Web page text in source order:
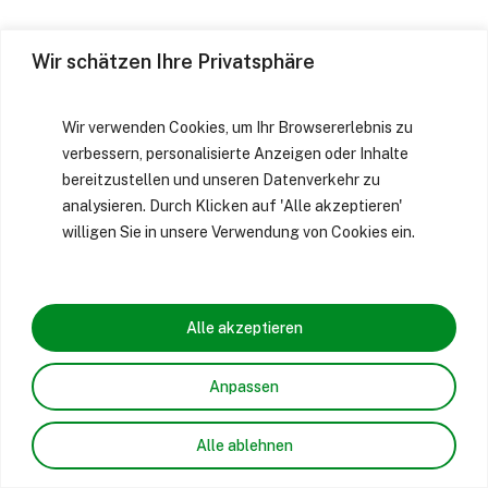
Wir schätzen Ihre Privatsphäre
Wir verwenden Cookies, um Ihr Browsererlebnis zu
verbessern, personalisierte Anzeigen oder Inhalte
bereitzustellen und unseren Datenverkehr zu
analysieren. Durch Klicken auf 'Alle akzeptieren'
willigen Sie in unsere Verwendung von Cookies ein.
Anpassen
Alle ablehnen
Alle akzeptieren